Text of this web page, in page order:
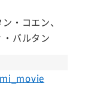
・コエン、
バルタン